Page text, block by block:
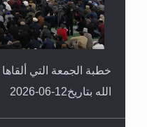
خطبة الجمعة التي
الله بتاريخ12-06-2026